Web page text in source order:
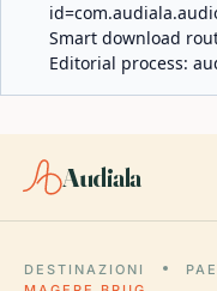
Smart download
Editorial process:
Audiala
DESTINAZIONI